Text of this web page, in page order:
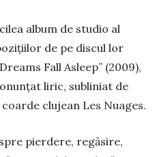
album de stu­dio al
de pe discul lor
Fall Asleep” (2009),
liric, subliniat de
clujean Les Nuages.
pierdere, regăsire,